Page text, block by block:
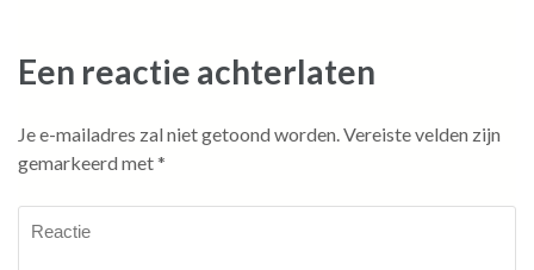
Een reactie achterlaten
Je e-mailadres zal niet getoond worden.Vereiste velden zijn
gemarkeerd met*